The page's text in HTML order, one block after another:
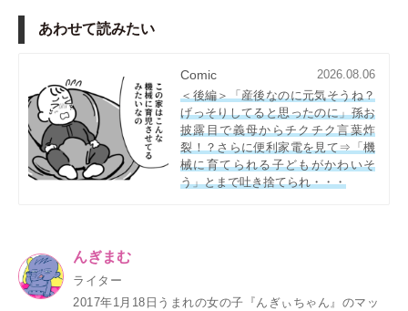
あわせて読みたい
Comic
2026.08.06
＜後編＞「産後なのに元気そうね？
げっそりしてると思ったのに」孫お
披露目で義母からチクチク言葉炸
裂！？さらに便利家電を見て⇒「機
械に育てられる子どもがかわいそ
う」とまで吐き捨てられ・・・
んぎまむ
ライター
2017年1月18日うまれの女の子『んぎぃちゃん』のマッ